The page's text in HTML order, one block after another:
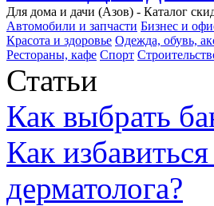
Для дома и дачи (Азов) - Каталог
Автомобили и запчасти Бизнес и
Красота и здоровье Одежда, обувь,
Рестораны, кафе Спорт
Статьи
Как выбрать
Как
дерматолога?